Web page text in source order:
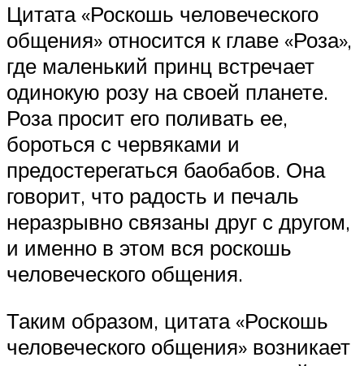
Цитата «Роскошь человеческого
общения» относится к главе «Роза»,
где маленький принц встречает
одинокую розу на своей планете.
Роза просит его поливать ее,
бороться с червяками и
предостерегаться баобабов. Она
говорит, что радость и печаль
неразрывно связаны друг с другом,
и именно в этом вся роскошь
человеческого общения.
Таким образом, цитата «Роскошь
человеческого общения» возникает